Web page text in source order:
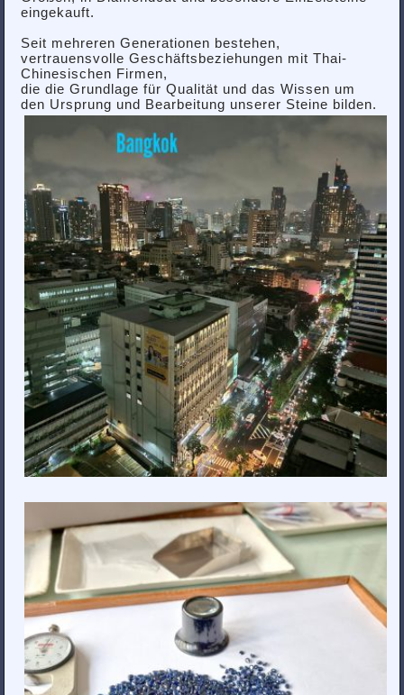
eingekauft.
Seit mehreren Generationen bestehen,
vertrauensvolle Geschäftsbeziehungen mit Thai-
Chinesischen Firmen,
die die Grundlage für Qualität und das Wissen um
den Ursprung und Bearbeitung unserer Steine bilden.